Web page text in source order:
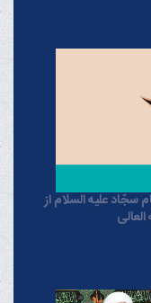
سجّاد علیه السلام از